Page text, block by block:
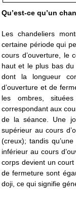
Qu’est-ce qu’un
Les chandeliers
certaine période qui
cours d’ouverture, le
haut et le plus bas du
dont la longueur
d’ouverture et de
les ombres,
correspondant aux
de la séance. Une
supérieur au cours
(creux); tandis
inférieur au cours
corps devient un
de fermeture sont
doji, ce qui signifie